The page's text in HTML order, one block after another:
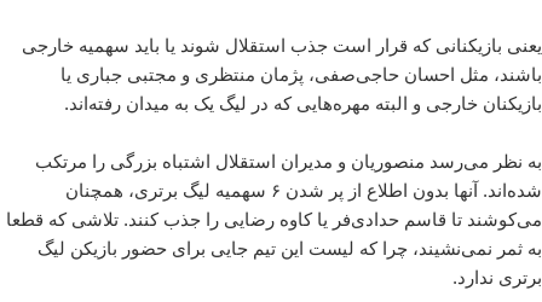
یعنی بازیکنانی که قرار است جذب استقلال شوند یا باید سهمیه خارجی
باشند، مثل احسان حاجی‌صفی، پژمان منتظری و مجتبی جباری یا
بازیکنان خارجی و البته مهره‌هایی که در لیگ یک به میدان رفته‌اند.
به نظر می‌رسد منصوریان و مدیران استقلال اشتباه بزرگی را مرتکب
شده‌اند. آنها بدون اطلاع از پر شدن ۶ سهمیه لیگ برتری، همچنان
می‌کوشند تا قاسم حدادی‌فر یا کاوه رضایی را جذب کنند. تلاشی که قطعا
به ثمر نمی‌نشیند، چرا که لیست این تیم جایی برای حضور بازیکن لیگ
برتری ندارد.